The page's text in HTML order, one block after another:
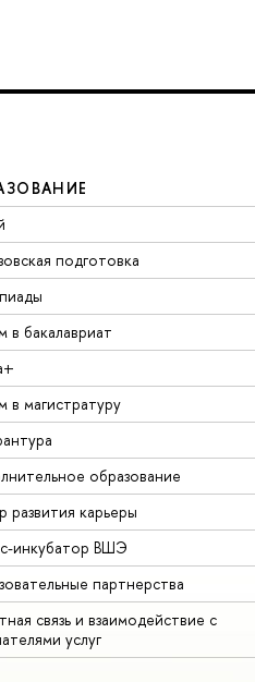
подготовка
в бакалавриат
в магистратуру
образование
развития карьеры
инкубатор ВШЭ
партнерства
связь и взаимодействие с
услуг